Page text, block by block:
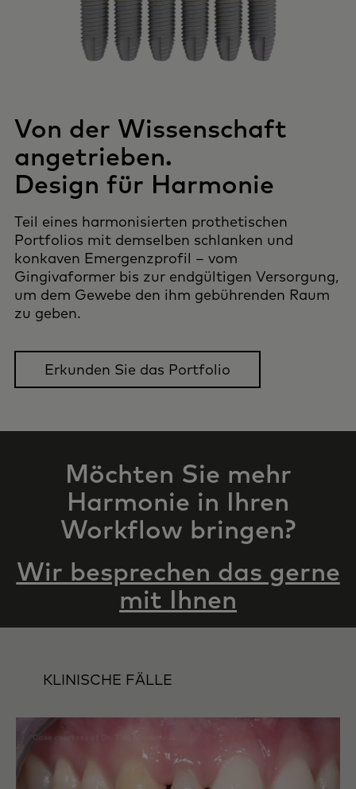
Von der Wissenschaft
angetrieben.
Design für Harmonie
Teil eines harmonisierten prothetischen
Portfolios mit demselben schlanken und
konkaven Emergenzprofil – vom
Gingivaformer bis zur endgültigen Versorgung,
um dem Gewebe den ihm gebührenden Raum
zu geben.
Erkunden Sie das Portfolio
Möchten Sie mehr
Harmonie in Ihren
Workflow bringen?
Wir besprechen das gerne
mit Ihnen
KLINISCHE FÄLLE